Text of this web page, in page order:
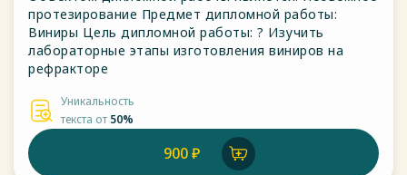
протезирование Предмет дипломной работы:
Виниры Цель дипломной работы: ? Изучить
лабораторные этапы изготовления виниров на
рефракторе
Уникальность
текста от 50%
900 ₽